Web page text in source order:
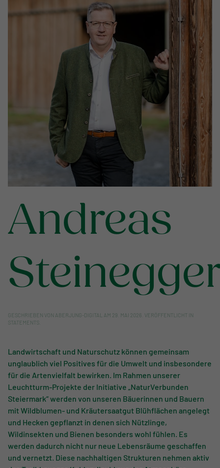
Andreas
GESCHRIEBEN VON ABERJUNG-DIGITAL AM 29. MAI 2026
. VERÖFFENTLICHT IN
STATEMENTS
Landwirtschaft und Naturschutz können gemeinsam
unglaublich viel Positives für die Umwelt und insbesondere
für die Artenvielfalt bewirken. Im Rahmen unserer
Leuchtturm-Projekte der Initiative „NaturVerbunden
Steiermark“ werden von unseren Bäuerinnen und Bauern
mit Wildblumen- und Kräutersaatgut Blühflächen angelegt
und Hecken gepflanzt in denen sich Nützlinge,
Wildinsekten und Bienen besonders wohl fühlen. Es
werden dadurch nicht nur neue Lebensräume geschaffen
und vernetzt. Diese nachhaltigen Strukturen nehmen aktiv